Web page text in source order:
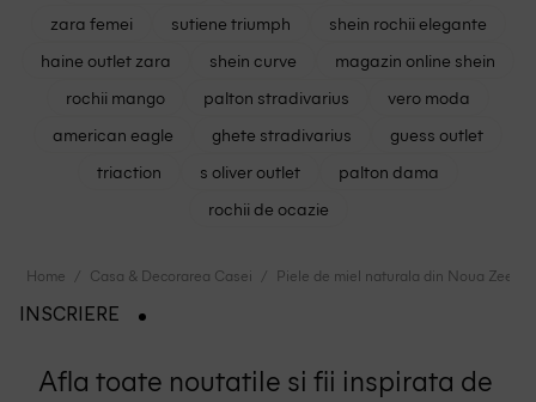
zara femei
sutiene triumph
shein rochii elegante
haine outlet zara
shein curve
magazin online shein
rochii mango
palton stradivarius
vero moda
american eagle
ghete stradivarius
guess outlet
triaction
s oliver outlet
palton dama
rochii de ocazie
Home Casa & Decorarea Casei Piele de miel naturala din Noua
INSCRIERE
Afla toate noutatile si fii inspirata de